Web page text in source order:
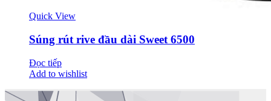
Quick View
Súng rút rive đầu dài Sweet 6500
Đọc tiếp
Add to wishlist